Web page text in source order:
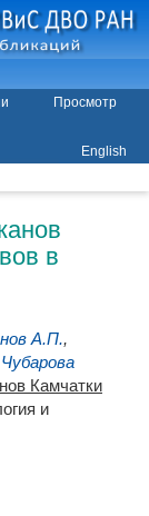
Просмотр
English
в
А.П.,
Чубарова
Камчатки
и